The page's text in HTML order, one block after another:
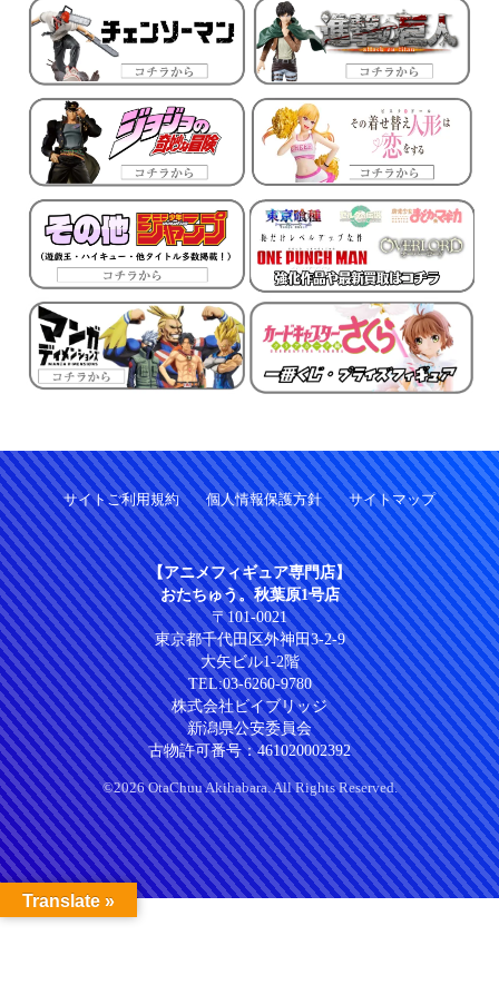
サイトご利用規約 個人情報保護方針 サイトマップ
【アニメフィギュア専門店】
おたちゅう。秋葉原1号店
〒101-0021
東京都千代田区外神田3-2-9
大矢ビル1-2階
TEL:03-6260-9780
株式会社ビイブリッジ
新潟県公安委員会
古物許可番号：461020002392
©2026 OtaChuu Akihabara. All Rights Reserved.
Translate »